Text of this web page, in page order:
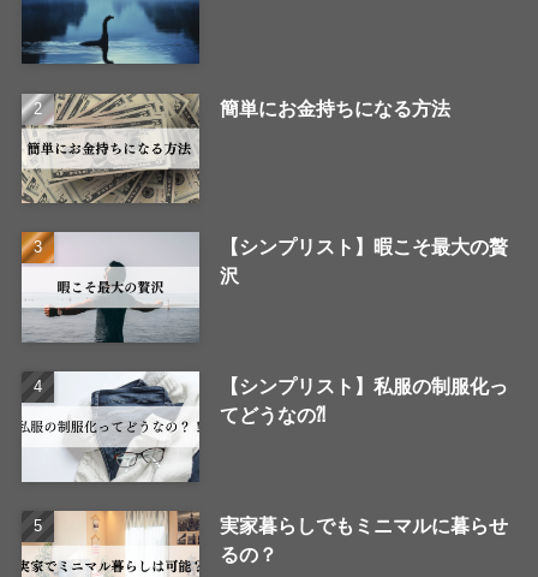
簡単にお金持ちになる方法
【シンプリスト】暇こそ最大の贅
沢
【シンプリスト】私服の制服化っ
てどうなの⁈
実家暮らしでもミニマルに暮らせ
るの？